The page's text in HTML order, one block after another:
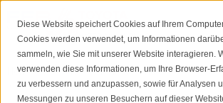
Diese Website speichert Cookies auf Ihrem
Cookies werden verwendet, um Informationen
sammeln, wie Sie mit unserer Website interagieren.
verwenden diese Informationen, um Ihre Browser-
zu verbessern und anzupassen, sowie für Analysen
Messungen zu unseren Besuchern auf dieser
Toyota Gabelstapler
Home Service Reifenservice